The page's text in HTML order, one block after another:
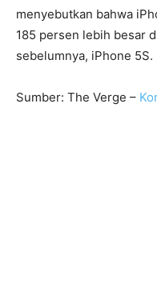
menyebutkan bahwa
185 persen lebih besar
sebelumnya, iPhone 5S.
Sumber: The Verge –